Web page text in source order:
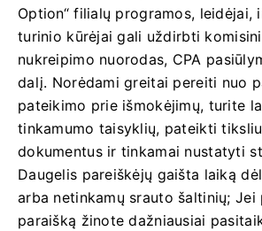
Option“ filialų programos, leidėjai,
turinio kūrėjai gali uždirbti
nukreipimo nuorodas, CPA
dalį. Norėdami greitai pereiti nuo
pateikimo prie išmokėjimų, turite
tinkamumo taisyklių, pateikti
dokumentus ir tinkamai nustatyti
Daugelis pareiškėjų gaišta laiką
arba netinkamų srauto šaltinių; Jei
paraišką žinote dažniausiai